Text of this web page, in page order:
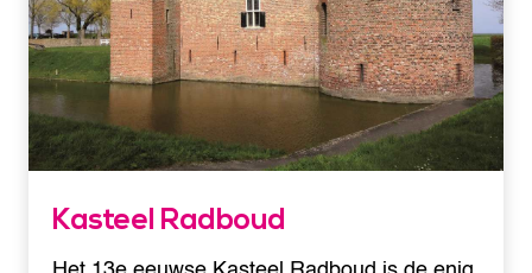
Kasteel Radboud